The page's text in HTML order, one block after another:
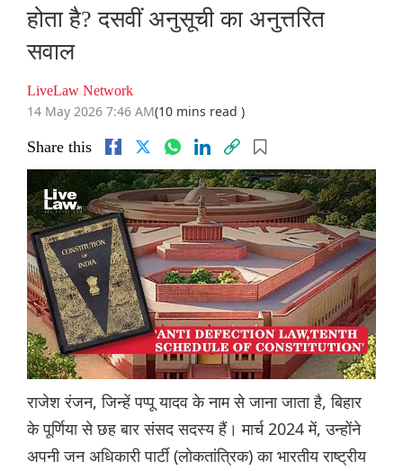
होता है? दसवीं अनुसूची का अनुत्तरित
सवाल
LiveLaw Network
14 May 2026 7:46 AM(10 mins read )
Share this
राजेश रंजन, जिन्हें पप्पू यादव के नाम से जाना जाता है, बिहार
के पूर्णिया से छह बार संसद सदस्य हैं। मार्च 2024 में, उन्होंने
अपनी जन अधिकारी पार्टी (लोकतांत्रिक) का भारतीय राष्ट्रीय